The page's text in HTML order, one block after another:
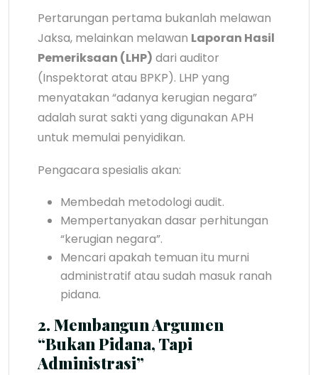
Pertarungan pertama bukanlah melawan
Jaksa, melainkan melawan Laporan Hasil
Pemeriksaan (LHP) dari auditor
(Inspektorat atau BPKP). LHP yang
menyatakan “adanya kerugian negara”
adalah surat sakti yang digunakan APH
untuk memulai penyidikan.
Pengacara spesialis akan:
Membedah metodologi audit.
Mempertanyakan dasar perhitungan
“kerugian negara”.
Mencari apakah temuan itu murni
administratif atau sudah masuk ranah
pidana.
2. Membangun Argumen
“Bukan Pidana, Tapi
Administrasi”